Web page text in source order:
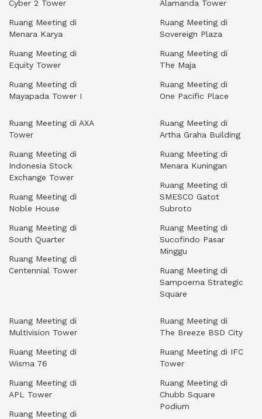
Cyber 2 Tower
Ruang Meeting di
Menara Karya
Ruang Meeting di
Equity Tower
Ruang Meeting di
Mayapada Tower I
Alamanda Tower
Ruang Meeting di
Sovereign Plaza
Ruang Meeting di
The Maja
Ruang Meeting di
One Pacific Place
Ruang Meeting di AXA
Tower
Ruang Meeting di
Indonesia Stock
Exchange Tower
Ruang Meeting di
Noble House
Ruang Meeting di
South Quarter
Ruang Meeting di
Centennial Tower
Ruang Meeting di
Artha Graha Building
Ruang Meeting di
Menara Kuningan
Ruang Meeting di
SMESCO Gatot
Subroto
Ruang Meeting di
Sucofindo Pasar
Minggu
Ruang Meeting di
Sampoerna Strategic
Square
Ruang Meeting di
Multivision Tower
Ruang Meeting di
Wisma 76
Ruang Meeting di
APL Tower
Ruang Meeting di
Ruang Meeting di
The Breeze BSD City
Ruang Meeting di IFC
Tower
Ruang Meeting di
Chubb Square
Podium